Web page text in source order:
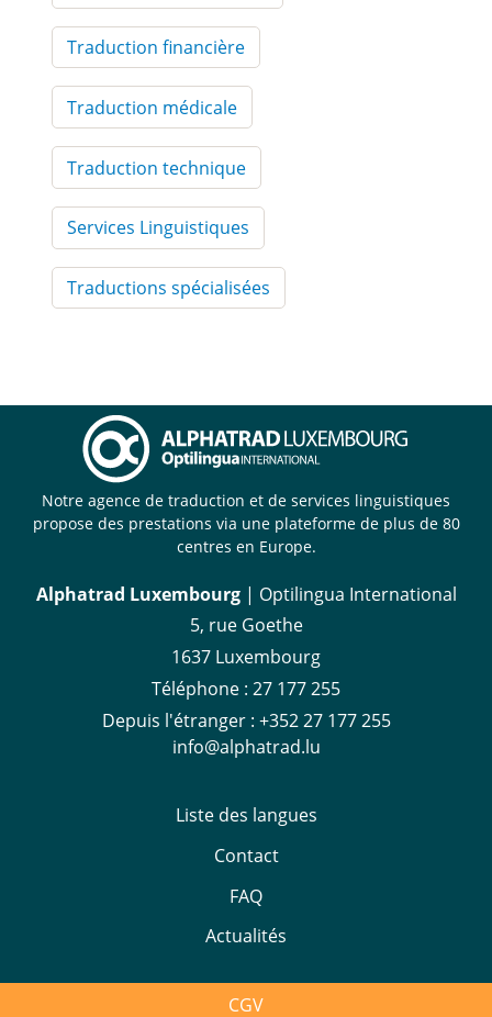
Traduction financière
Traduction médicale
Traduction technique
Services Linguistiques
Traductions spécialisées
Notre agence de traduction et de services linguistiques
propose des prestations via une plateforme de plus de 80
centres en Europe.
Alphatrad Luxembourg | Optilingua International
5, rue Goethe
1637 Luxembourg
Téléphone : 27 177 255
Depuis l'étranger : +352 27 177 255
info@alphatrad.lu
Liste des langues
Contact
FAQ
Actualités
CGV